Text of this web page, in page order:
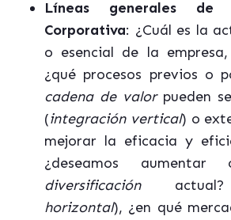
Líneas generales de
Corporativa: ¿Cuál es la
o esencial de la
¿qué procesos previos o
cadena de valorpueden
(integración vertical) o
mejorar la eficacia y
¿deseamos
diversificación
horizontal), ¿en qué